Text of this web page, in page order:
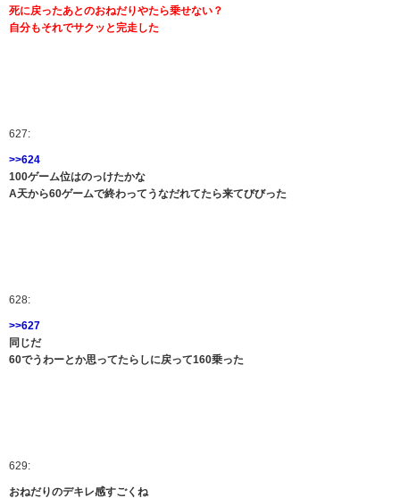
死に戻ったあとのおねだりやたら乗せない？
自分もそれでサクッと完走した
627:
>>624
100ゲーム位はのっけたかな
A天から60ゲームで終わってうなだれてたら来てびびった
628:
>>627
同じだ
60でうわーとか思ってたらしに戻って160乗った
629:
おねだりのデキレ感すごくね